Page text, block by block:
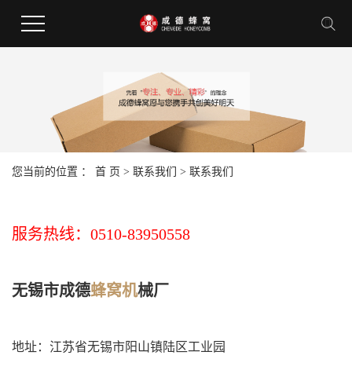
您当前的位置 ： 首 页 > 联系我们 > 联系我们
服务热线：0510-83950558
无锡市成德蜂窝机械厂
地址：江苏省无锡市阳山镇陆区工业园